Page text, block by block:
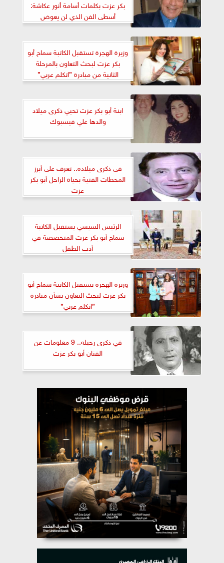
بكر عزت بكلمات أسامة أنور عكاشة:
أسطى الفن الذي لن يعوض
وزيرة الهجرة تستقبل الكاتبة سماح أبو
بكر عزت لبحث التعاون بالمرحلة
الثانية من مبادرة ”اتكلم عربي”
ابنة أبو بكر عزت تحيي ذكرى ميلاد
والدها علي فيسبوك
فى ذكرى ميلاده.. تعرف على أبرز
المحطات الفنية بحياة الراحل أبو بكر
عزت
الرئيس السيسي يستقبل الكاتبة
سماح أبو بكر عزت المتخصصة في
أدب الطفل
وزيرة الهجرة تستقبل الكاتبة سماح أبو
بكر عزت لبحث التعاون بشأن مبادرة
”اتكلم عربي”
في ذكرى رحيله.. 9 معلومات عن
الفنان أبو بكر عزت